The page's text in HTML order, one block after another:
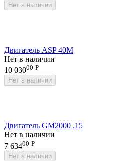
Нет в наличии
Двигатель ASP 40M
Нет в наличии
10 03000 Р
Нет в наличии
Двигатель GM2000 .15
Нет в наличии
7 63400 Р
Нет в наличии